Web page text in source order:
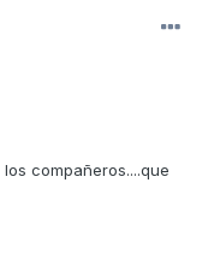
compañeros....que